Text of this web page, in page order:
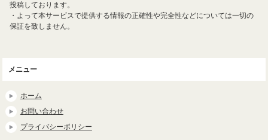
投稿しております。
・よって本サービスで提供する情報の正確性や完全性などについては一切の
保証を致しません。
メニュー
ホーム
お問い合わせ
プライバシーポリシー